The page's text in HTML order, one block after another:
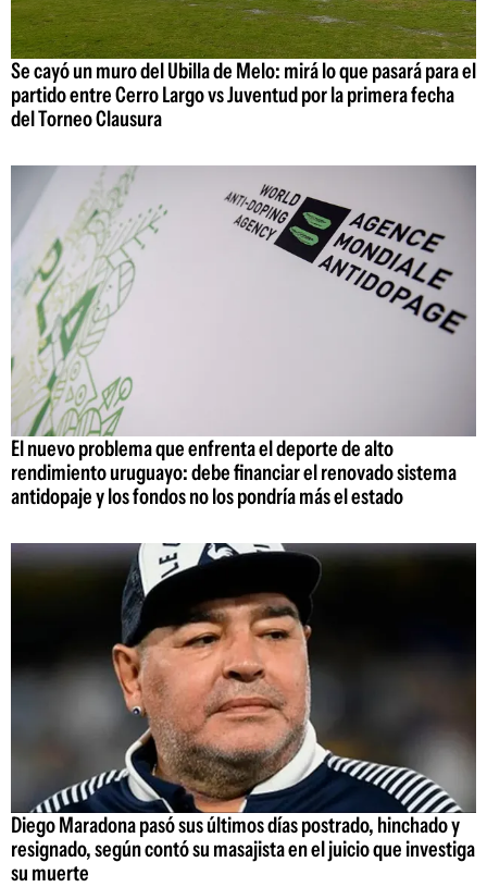
Se cayó un muro del Ubilla de Melo: mirá lo que pasará para el
partido entre Cerro Largo vs Juventud por la primera fecha
del Torneo Clausura
El nuevo problema que enfrenta el deporte de alto
rendimiento uruguayo: debe financiar el renovado sistema
antidopaje y los fondos no los pondría más el estado
Diego Maradona pasó sus últimos días postrado, hinchado y
resignado, según contó su masajista en el juicio que investiga
su muerte